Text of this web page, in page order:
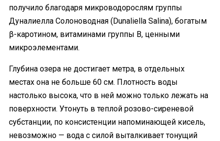
получило благодаря микроводорослям группы
Дуналиелла Солоноводная (Dunaliella Salina), богатым
β-каротином, витаминами группы B, ценными
микроэлементами.
Глубина озера не достигает метра, в отдельных
местах она не больше 60 см. Плотность воды
настолько высока, что в ней можно только лежать на
поверхности. Утонуть в теплой розово-сиреневой
субстанции, по консистенции напоминающей кисель,
невозможно — вода с силой выталкивает тонущий